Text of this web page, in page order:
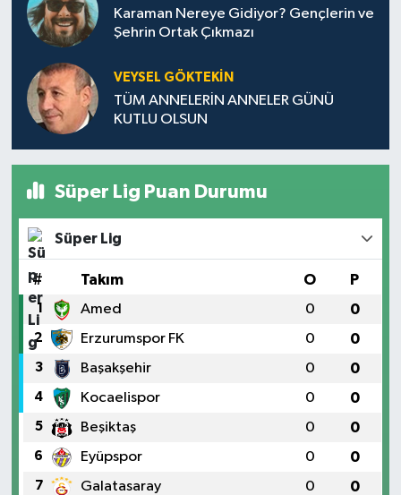
Karaman Nereye Gidiyor? Gençlerin ve
Şehrin Ortak Çıkmazı
VEYSEL GÖKTEKIN
TÜM ANNELERİN ANNELER GÜNÜ
KUTLU OLSUN
Süper Lig Puan Durumu
Süper Lig
# Takım O P
1 Amed 0 0
2 Erzurumspor FK 0 0
3 Başakşehir 0 0
4 Kocaelispor 0 0
5 Beşiktaş 0 0
6 Eyüpspor 0 0
7 Galatasaray 0 0